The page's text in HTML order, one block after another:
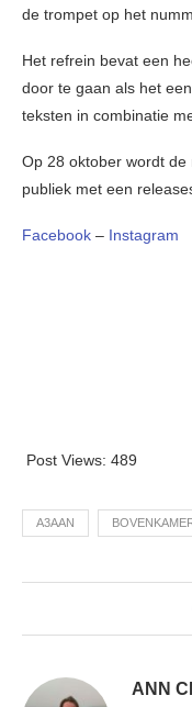
de trompet op het
Het refrein bevat een
door te gaan als het
teksten in combinatie
Op 28 oktober wordt
publiek met een
Facebook – Instagram
Post Views: 489
A3AAN
ANN